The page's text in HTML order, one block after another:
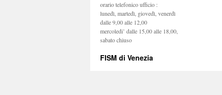
orario telefonico ufficio :
lunedì, martedì, giovedì, venerdì
dalle 9,00 alle 12,00
mercoledi’ dalle 15,00 alle 18,00,
sabato chiuso
FISM di Venezia